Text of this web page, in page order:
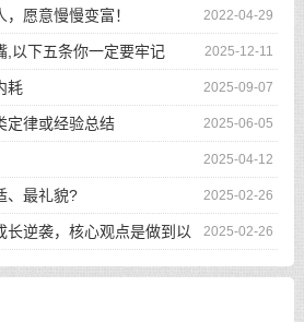
2022-04-29
愿意慢慢变富！
2025-12-11
,以下五条你一定要牢记
2025-09-07
耗
2025-06-05
定律或经验总结
2025-04-12
2025-02-26
、最礼貌?
2025-02-26
长逆袭，核心观点是做到以